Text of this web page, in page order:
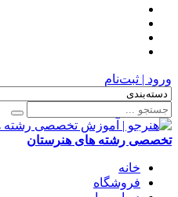
ورود | ثبت‌نام
تخصصی رشته های هنرستان
خانه
فروشگاه